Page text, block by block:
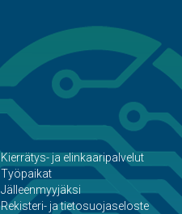
Kierrätys- ja elinkaaripalvelut
Työpaikat
Jälleenmyyjäksi
Rekisteri- ja tietosuojaseloste